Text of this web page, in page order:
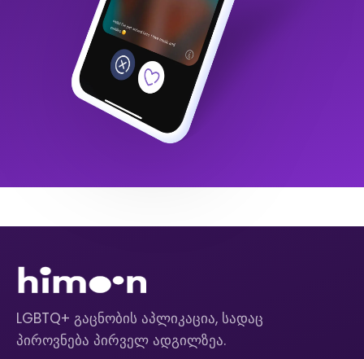
LGBTQ+ გაცნობის აპლიკაცია, სადაც
პიროვნება პირველ ადგილზეა.